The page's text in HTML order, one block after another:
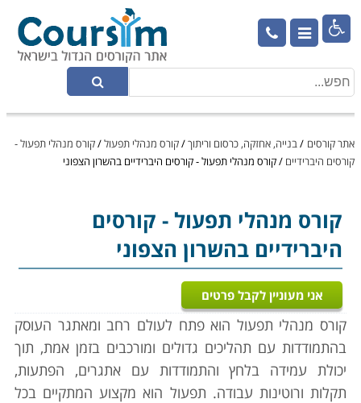

אתר קורסים /בנייה, אחזקה, כרסום וריתוך/קורס מנהלי תפעול/קורס מנהלי תפעול -
קורסים היברידיים /קורס מנהלי תפעול - קורסים היברידיים בהשרון הצפוני
קורס מנהלי תפעול- קורסים
היברידיים בהשרון הצפוני
אני מעוניין לקבל פרטים
קורס מנהלי תפעול הוא פתח לעולם רחב ומאתגר העוסק
בהתמודדות עם תהליכים גדולים ומורכבים בזמן אמת, תוך
יכולת עמידה בלחץ והתמודדות עם אתגרים, הפתעות,
תקלות ורוטינות עבודה. תפעול הוא מקצוע המתקיים בכל